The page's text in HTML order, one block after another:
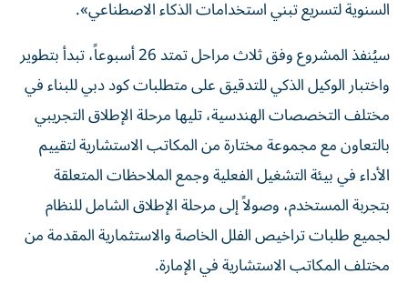
السنوية لتسريع تبني استخدامات الذكاء الاصطناعي».
سيُنفذ المشروع وفق ثلاث مراحل تمتد 26 أسبوعاً، تبدأ بتطوير
واختبار الوكيل الذكي للتدقيق على متطلبات كود دبي للبناء في
مختلف التخصصات الهندسية، تليها مرحلة الإطلاق التجريبي
بالتعاون مع مجموعة مختارة من المكاتب الاستشارية لتقييم
الأداء في بيئة التشغيل الفعلية وجمع الملاحظات المتعلقة
بتجربة المستخدم، وصولاً إلى مرحلة الإطلاق الشامل للنظام
لجميع طلبات تراخيص الفلل الخاصة والاستثمارية المقدمة من
مختلف المكاتب الاستشارية في الإمارة.